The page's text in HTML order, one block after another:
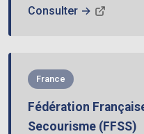
Consulter →
France
Fédération
Secourisme (FFSS)